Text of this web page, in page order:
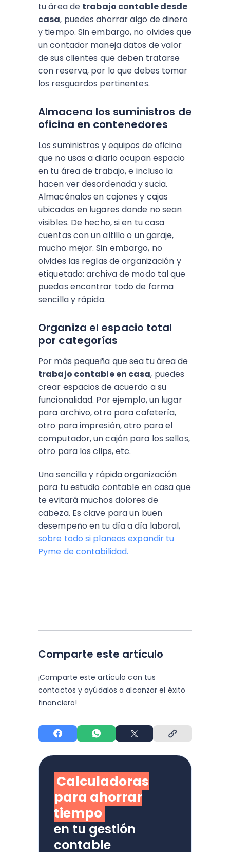
tu área de trabajo contable desde
casa, puedes ahorrar algo de dinero
y tiempo. Sin embargo, no olvides que
un contador maneja datos de valor
de sus clientes que deben tratarse
con reserva, por lo que debes tomar
los resguardos pertinentes.
Almacena los suministros de
oficina en contenedores
Los suministros y equipos de oficina
que no usas a diario ocupan espacio
en tu área de trabajo, e incluso la
hacen ver desordenada y sucia.
Almacénalos en cajones y cajas
ubicadas en lugares donde no sean
visibles. De hecho, si en tu casa
cuentas con un altillo o un garaje,
mucho mejor. Sin embargo, no
olvides las reglas de organización y
etiquetado: archiva de modo tal que
puedas encontrar todo de forma
sencilla y rápida.
Organiza el espacio total
por categorías
Por más pequeña que sea tu área de
trabajo contable en casa, puedes
crear espacios de acuerdo a su
funcionalidad. Por ejemplo, un lugar
para archivo, otro para cafetería,
otro para impresión, otro para el
computador, un cajón para los sellos,
otro para los clips, etc.
Una sencilla y rápida organización
para tu estudio contable en casa que
te evitará muchos dolores de
cabeza. Es clave para un buen
desempeño en tu día a día laboral,
sobre todo si planeas expandir tu
Pyme de contabilidad.
Comparte este artículo
¡Comparte este artículo con tus
contactos y ayúdalos a alcanzar el éxito
financiero!
Calculadoras
para ahorrar
tiempo
en tu gestión
contable